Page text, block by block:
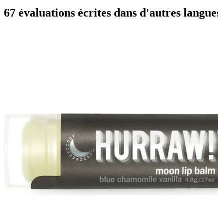
67 évaluations écrites dans d'autres